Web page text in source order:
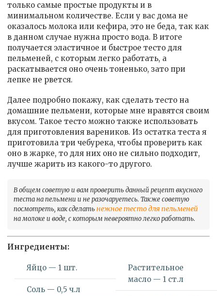
только самые простые продукты и в
минимальном количестве. Если у вас дома не
оказалось молока или кефира, это не беда, так как
в данном случае нужна просто вода. В итоге
получается эластичное и быстрое тесто для
пельменей, с которым легко работать, а
раскатывается оно очень тоненько, зато при
лепке не рвется.
Далее подробно покажу, как сделать тесто на
домашние пельмени, которые мне нравятся своим
вкусом. Такое тесто можно также использовать
для приготовления вареников. Из остатка теста я
приготовила три чебурека, чтобы проверить как
оно в жарке, то для них оно не сильно подходит,
лучше жарить из какого-то другого.
В общем советую и вам проверить данный рецепт вкусного
теста на пельмени и не разочаруетесь. Также советую
посмотреть, как сделатьнежное тесто для пельменей
на молоке и воде, с которым невероятно легко работать.
Ингредиенты:
Яйцо — 1 шт.
Соль — 0,5 ч.л
Растительное
масло — 1 ст.л